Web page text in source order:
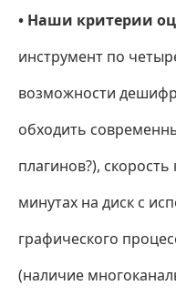
• Наши критерии
инструмент по
возможности
обходить
плагинов?),
минутах на диск с
графического
(наличие